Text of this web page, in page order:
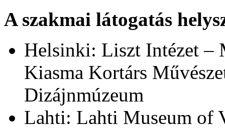
A szakmai látogatás
Helsinki: Liszt Intézet –
Kiasma Kortárs
Dizájnmúzeum
Lahti: Lahti Museum of